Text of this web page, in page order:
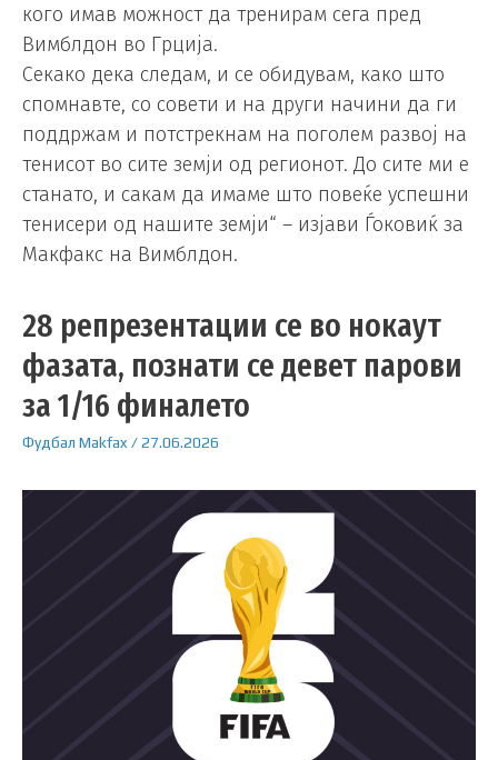
кого имав можност да тренирам сега пред
Вимблдон во Грција.
Секако дека следам, и се обидувам, како што
спомнавте, со совети и на други начини да ги
поддржам и потстрекнам на поголем развој на
тенисот во сите земји од регионот. До сите ми е
станато, и сакам да имаме што повеќе успешни
тенисери од нашите земји“ – изјави Ѓоковиќ за
Макфакс на Вимблдон.
28 репрезентации се во нокаут
фазата, познати се девет парови
за 1/16 финалето
Фудбал Makfax/27.06.2026